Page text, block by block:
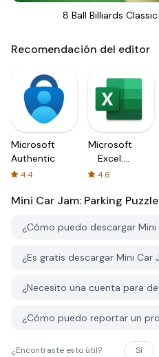
8 Ball Billiards Classic
Recomendación del editor
Microsoft
Authenticator
4.4
Microsoft
Excel:
Spreadsheets
4.6
Mini Car Jam: Parking Puzzle
¿Encontraste esto útil? Sí